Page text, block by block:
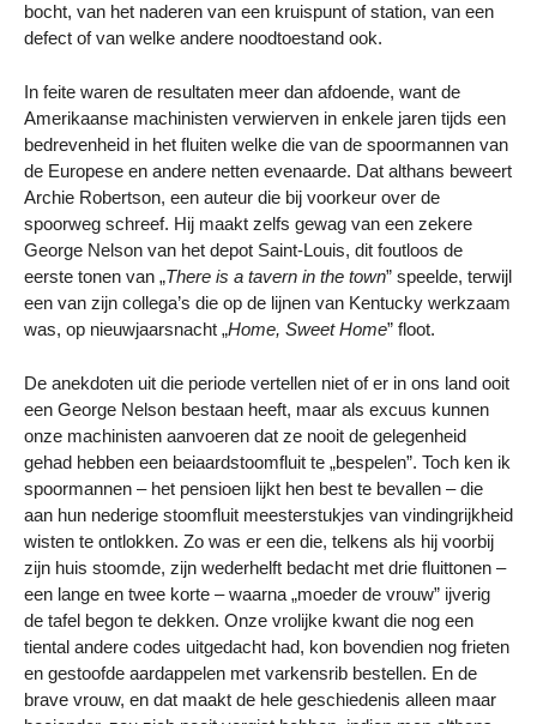
bocht, van het naderen van een kruispunt of station, van een
defect of van welke andere noodtoestand ook.
In feite waren de resultaten meer dan afdoende, want de
Amerikaanse machinisten verwierven in enkele jaren tijds een
bedrevenheid in het fluiten welke die van de spoormannen van
de Europese en andere netten evenaarde. Dat althans beweert
Archie Robertson, een auteur die bij voorkeur over de
spoorweg schreef. Hij maakt zelfs gewag van een zekere
George Nelson van het depot Saint-Louis, dit foutloos de
eerste tonen van „There is a tavern in the town” speelde, terwijl
een van zijn collega’s die op de lijnen van Kentucky werkzaam
was, op nieuwjaarsnacht „Home, Sweet Home” floot.
De anekdoten uit die periode vertellen niet of er in ons land ooit
een George Nelson bestaan heeft, maar als excuus kunnen
onze machinisten aanvoeren dat ze nooit de gelegenheid
gehad hebben een beiaardstoomfluit te „bespelen”. Toch ken ik
spoormannen – het pensioen lijkt hen best te bevallen – die
aan hun nederige stoomfluit meesterstukjes van vindingrijkheid
wisten te ontlokken. Zo was er een die, telkens als hij voorbij
zijn huis stoomde, zijn wederhelft bedacht met drie fluittonen –
een lange en twee korte – waarna „moeder de vrouw” ijverig
de tafel begon te dekken. Onze vrolijke kwant die nog een
tiental andere codes uitgedacht had, kon bovendien nog frieten
en gestoofde aardappelen met varkensrib bestellen. En de
brave vrouw, en dat maakt de hele geschiedenis alleen maar